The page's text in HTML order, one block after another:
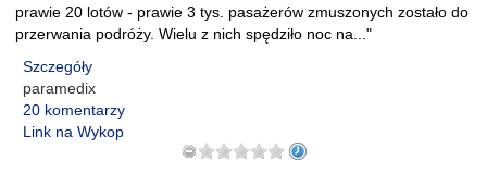
prawie 20 lotów - prawie 3 tys. pasażerów zmuszonych zostało do
przerwania podróży. Wielu z nich spędziło noc na..."
Szczegóły
paramedix
20 komentarzy
Link na Wykop